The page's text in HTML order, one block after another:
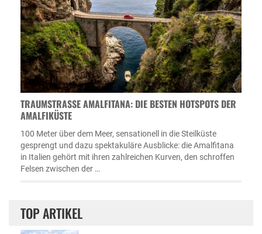
TRAUMSTRASSE AMALFITANA: DIE BESTEN HOTSPOTS DER A
MALFIKÜSTE
100 Meter über dem Meer, sensationell in die Steilküste
gesprengt und dazu spektakuläre Ausblicke: die Amalfitana
in Italien gehört mit ihren zahlreichen Kurven, den schroffen
Felsen zwischen der …
TOP ARTIKEL